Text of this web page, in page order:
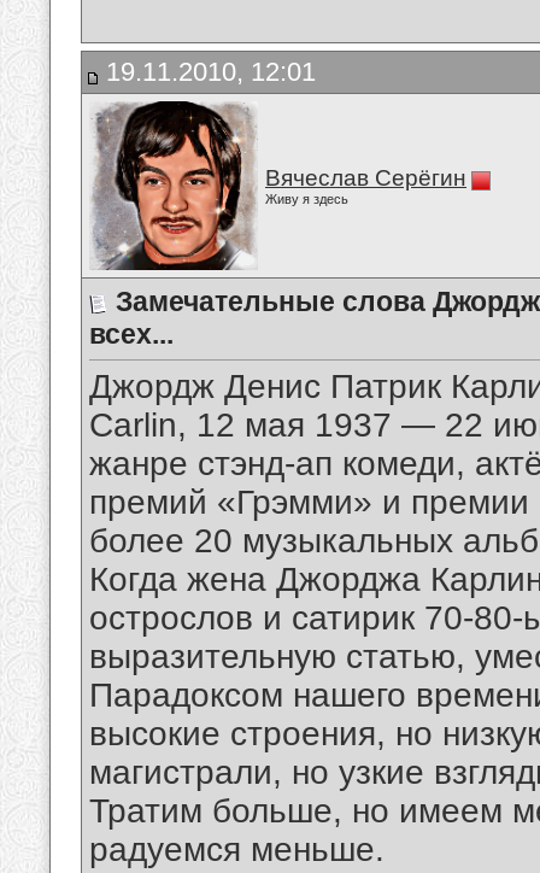
19.11.2010, 12:01
Вячеслав Серёгин
Живу я здесь
Замечательные слова
всех...
Джордж Денис Патрик
Carlin, 12 мая 1937 — 22
жанре стэнд-ап комеди,
премий «Грэмми» и премии
более 20 музыкальных
Когда жена Джорджа
острослов и сатирик 70-80-
выразительную статью,
Парадоксом нашего
высокие строения, но
магистрали, но узкие
Тратим больше, но имеем
радуемся меньше.